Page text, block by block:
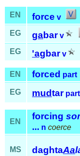
EN force v
EG
gabar v
EG 'agbar v
EN forced part
EG mudtar part
EN
forcing
... n coerce
MS daghtaAa